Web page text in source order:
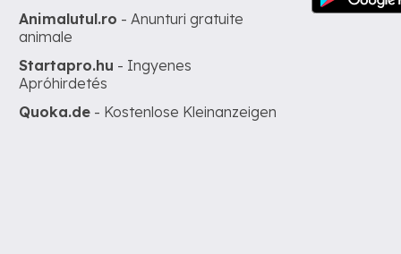
Animalutul.ro - Anunturi gratuite
animale
Startapro.hu - Ingyenes
Apróhirdetés
Quoka.de - Kostenlose Kleinanzeigen